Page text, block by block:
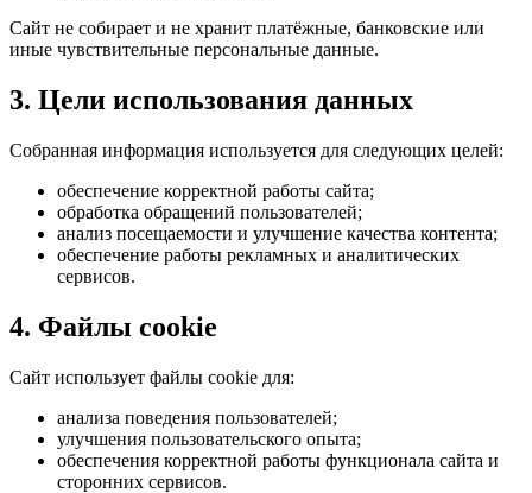
Сайт не собирает и не хранит платёжные, банковские или
иные чувствительные персональные данные.
3. Цели использования данных
Собранная информация используется для следующих целей:
обеспечение корректной работы сайта;
обработка обращений пользователей;
анализ посещаемости и улучшение качества контента;
обеспечение работы рекламных и аналитических
сервисов.
4. Файлы cookie
Сайт использует файлы cookie для:
анализа поведения пользователей;
улучшения пользовательского опыта;
обеспечения корректной работы функционала сайта и
сторонних сервисов.